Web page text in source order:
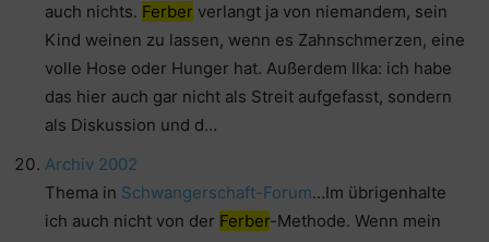
auch nichts. Ferber verlangt ja von niemandem, sein
Kind weinen zu lassen, wenn es Zahnschmerzen, eine
volle Hose oder Hunger hat. Außerdem Ilka: ich habe
das hier auch gar nicht als Streit aufgefasst, sondern
als Diskussion und d…
Archiv 2002
Thema in Schwangerschaft-Forum…Im übrigenhalte
ich auch nicht von der Ferber-Methode. Wenn mein